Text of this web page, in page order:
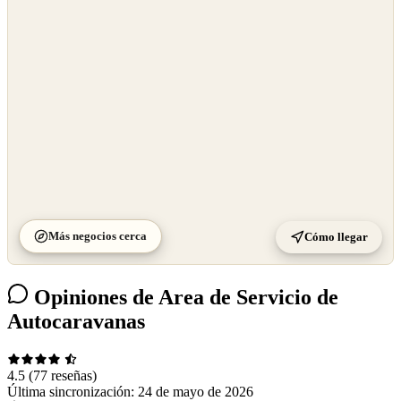
Más negocios cerca Cómo llegar
Opiniones de Area de Servicio de
Autocaravanas
4.5 (77 reseñas)
Última sincronización: 24 de mayo de 2026